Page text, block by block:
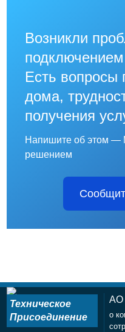
Возникли
подключением
Есть вопросы
дома,
получения
Напишите об этом —
решением
Техническое
Присоединение
АО
о